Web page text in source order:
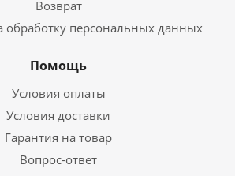
Возврат
обработку персональных данных
Помощь
Условия оплаты
Условия доставки
Гарантия на товар
Вопрос-ответ